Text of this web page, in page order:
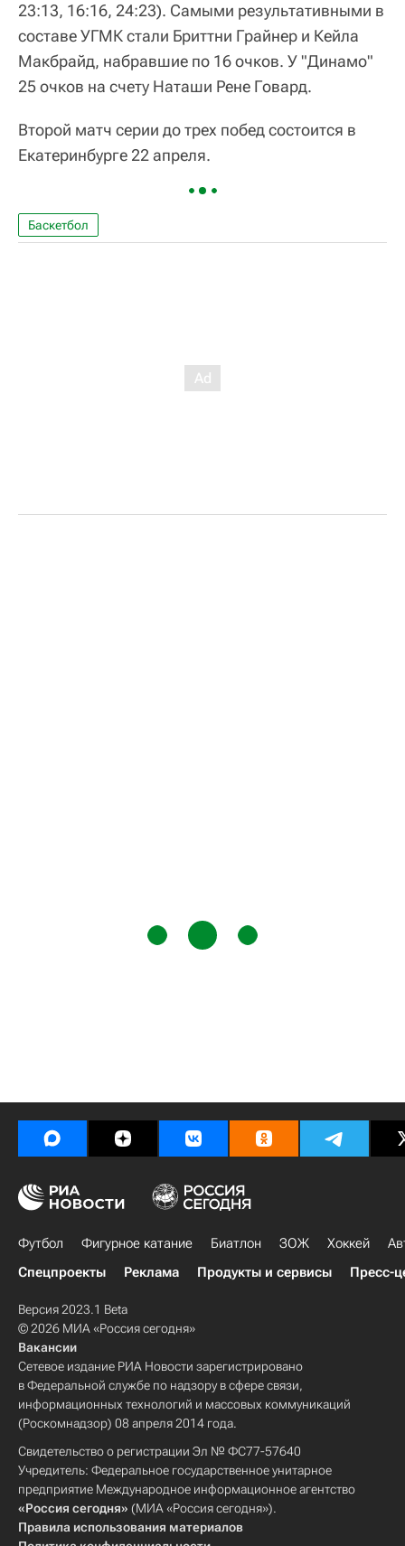
23:13, 16:16, 24:23). Самыми результативными в
составе УГМК стали Бриттни Грайнер и Кейла
Макбрайд, набравшие по 16 очков. У "Динамо"
25 очков на счету Наташи Рене Говард.
Второй матч серии до трех побед состоится в
Екатеринбурге 22 апреля.
Баскетбол
Футбол Фигурное катание Биатлон ЗОЖ Хоккей
Спецпроекты
Реклама Продукты и сервисы Пресс-
Версия 2023.1 Beta
© 2026 МИА «Россия сегодня»
Вакансии
Сетевое издание РИА Новости зарегистрировано
в Федеральной службе по надзору в сфере связи,
информационных технологий и массовых коммуникаций
(Роскомнадзор) 08 апреля 2014 года.
Свидетельство о регистрации Эл № ФС77-57640
Учредитель: Федеральное государственное унитарное
предприятие Международное информационное агентство
«Россия сегодня» (МИА «Россия сегодня»).
Правила использования материалов